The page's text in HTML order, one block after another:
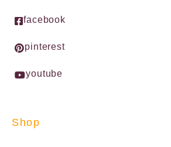
facebook
pinterest
youtube
Shop